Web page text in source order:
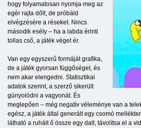
hogy folyamatosan nyomja meg az
egér rajta dőlt, de próbáld
elvégzésére a réseket. Nincs
második esély – ha a labda érinti
tollas cső, a játék véget ér.
Van egy egyszerű formáját grafika,
de a játék gyorsan függőséget, és
nem akar elengedni. Statisztikai
adatok szerint, a szerző sikerült
gúnyolódni a vagyonát. És
meglepően – még negatív véleménye van a
egész, a játék által generált egy csomó
látható a ruháit ő össze egy dalt, távolítsa el a